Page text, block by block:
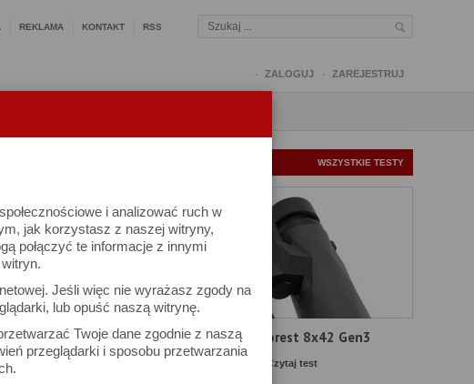
i analizować ruch w
jak korzystasz z naszej witryny,
połączyć te informacje z innymi
Jeśli więc nie wyrażasz zgody na
lub opuść naszą witrynę.
Twoje dane zgodnie z naszą
przeglądarki i sposobu przetwarzania
REKLAMA KONTAKT RSS
ZALOGUJ ZAREJESTRUJ
zrobić
lornetek
lornetki
WSZYSTKIE TESTY
Test Delta Optical Forest 8x42 Gen3
Czytaj test